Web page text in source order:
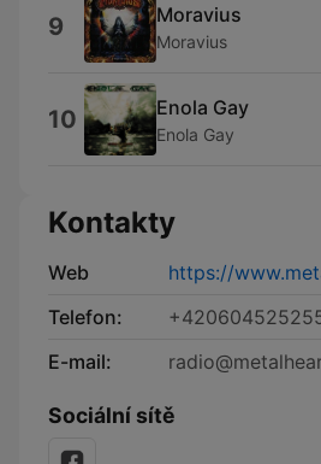
9 Moravius
Moravius
10 Enola Gay
Enola Gay
Kontakty
Web
https://
Telefon:
E-mail:
Sociální sítě